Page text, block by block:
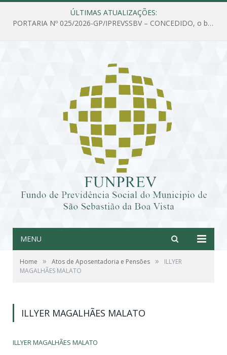
ÚLTIMAS ATUALIZAÇÕES:
PORTARIA Nº 025/2026-GP/IPREVSSBV – CONCEDIDO, o benefício de PENSÃO a MARIA ESTELA DOS SANTOS SOUZA
MENU
Home » Atos de Aposentadoria e Pensões »
ILLYER
MAGALHÃES MALATO
ILLYER MAGALHÃES MALATO
ILLYER MAGALHÃES MALATO